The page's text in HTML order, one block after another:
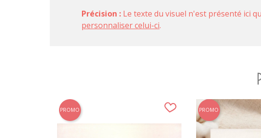
Précision : Le texte du visuel n'est présenté ici
personnaliser celui-ci.
PROMO PROMO